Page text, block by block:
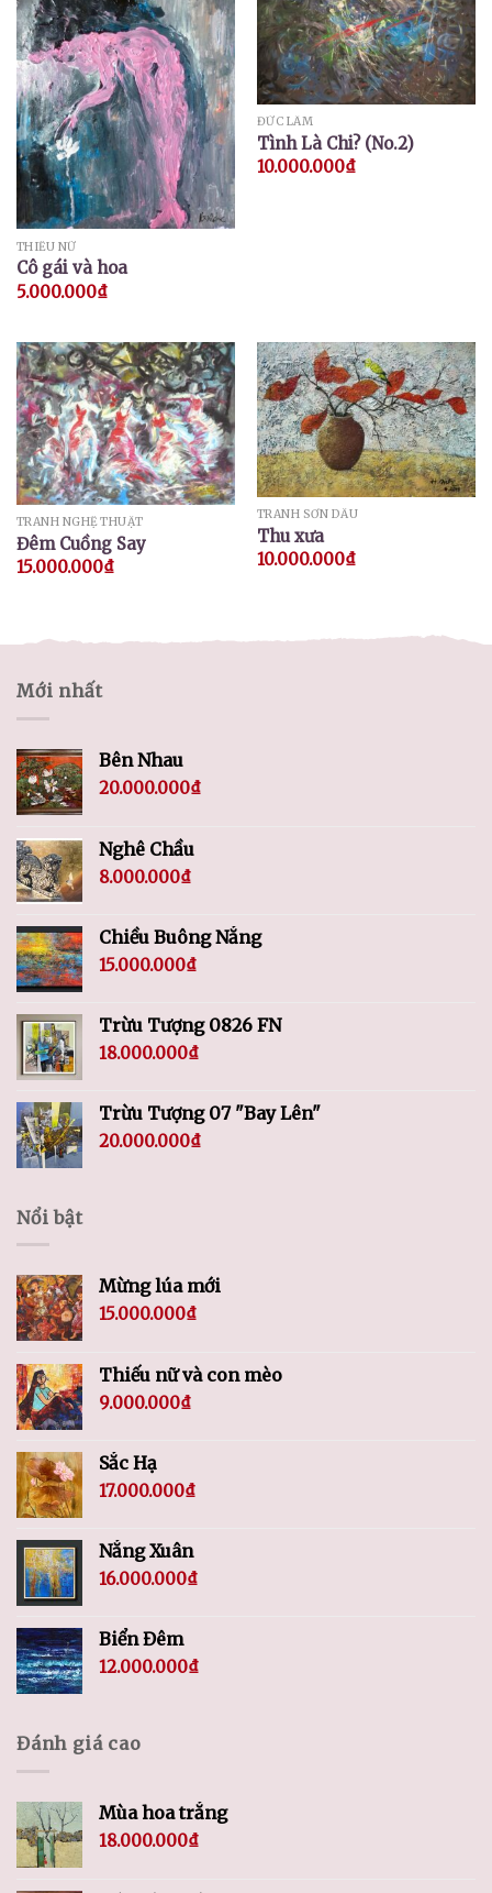
THIẾU NỮ
Cô gái và hoa
5.000.000₫
ĐỨC LÂM
Tình Là Chi? (No.2)
10.000.000₫
TRANH NGHỆ THUẬT
Đêm Cuồng Say
15.000.000₫
TRANH SƠN DẦU
Thu xưa
10.000.000₫
Mới nhất
Bên Nhau
20.000.000₫
Nghê Chầu
8.000.000₫
Chiều Buông Nắng
15.000.000₫
Trừu Tượng 0826 FN
18.000.000₫
Trừu Tượng 07 "Bay Lên"
20.000.000₫
Nổi bật
Mừng lúa mới
15.000.000₫
Thiếu nữ và con mèo
9.000.000₫
Sắc Hạ
17.000.000₫
Nắng Xuân
16.000.000₫
Biển Đêm
12.000.000₫
Đánh giá cao
Mùa hoa trắng
18.000.000₫